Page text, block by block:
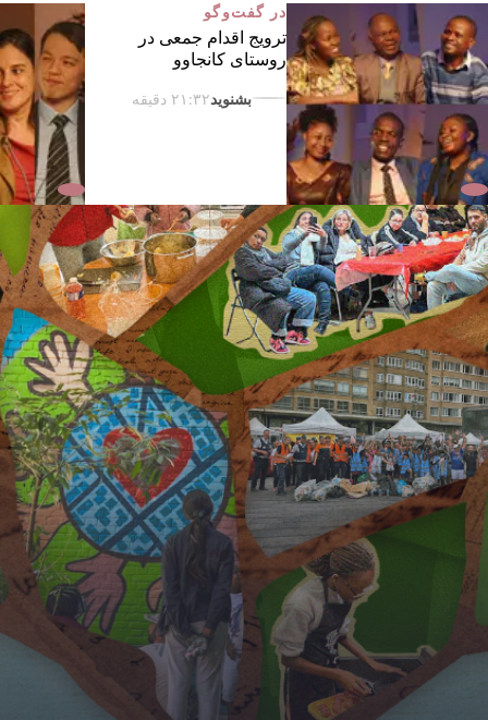
رهبری را به منزلۀ خدمت به اجتماع
بازتعریف کردند
۰۰:۵۷ دقیقه
در گفت‌وگو
ترویج اقدام جمعی در
روستای کانجاوو
بشنوید۲۱:۳۲ دقیقه